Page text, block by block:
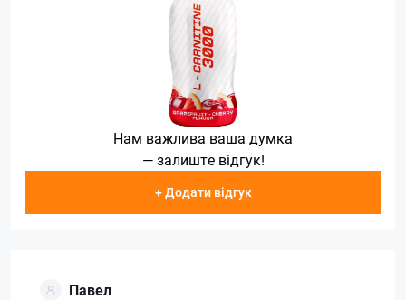
Нам важлива ваша думка
— залиште відгук!
+ Додати відгук
Павел